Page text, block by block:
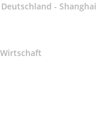
- Shanghai
Wirtschaft